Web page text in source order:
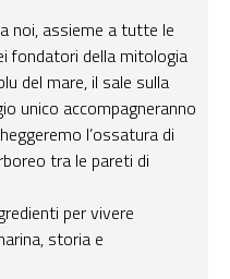
noi, assieme a tutte le
fondatori della mitologia
del mare, il sale sulla
unico accompagneranno
l’ossatura di
tra le pareti di
per vivere
storia e